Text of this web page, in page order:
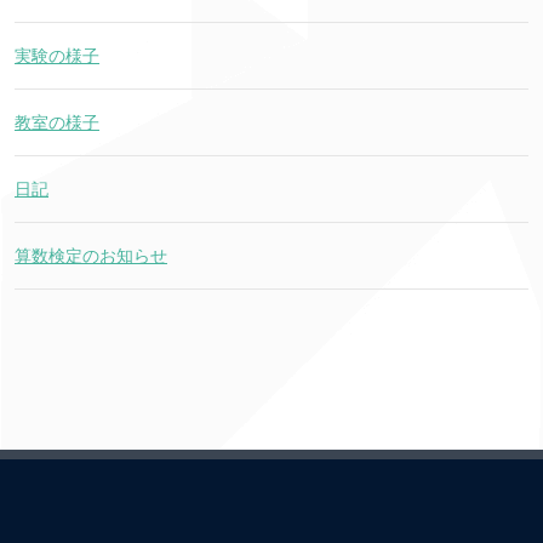
実験の様子
教室の様子
日記
算数検定のお知らせ